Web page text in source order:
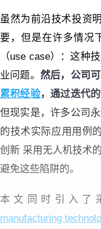
虽然为前沿技术投资
要，但是在许多情况
（use case）：这种
业问题。 然后，公司
累积经验，通过迭代
但现实是，许多公司
的技术实际应用用例
创新 采用无人机技术
避免这些陷阱的。
本文同时引入了
manufacturing